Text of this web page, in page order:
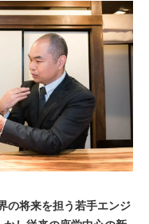
の将来を担う若手エンジ